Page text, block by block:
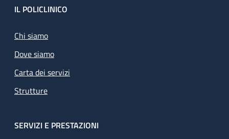
Footer
IL POLICLINICO
Chi siamo
Dove siamo
Carta dei servizi
Strutture
SERVIZI E PRESTAZIONI